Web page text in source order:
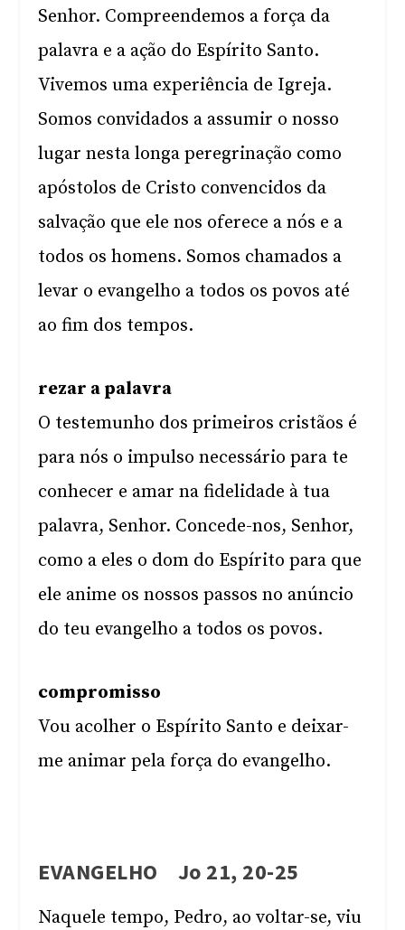
Senhor. Compreendemos a força da
palavra e a ação do Espírito Santo.
Vivemos uma experiência de Igreja.
Somos convidados a assumir o nosso
lugar nesta longa peregrinação como
apóstolos de Cristo convencidos da
salvação que ele nos oferece a nós e a
todos os homens. Somos chamados a
levar o evangelho a todos os povos até
ao fim dos tempos.
rezar a palavra
O testemunho dos primeiros cristãos é
para nós o impulso necessário para te
conhecer e amar na fidelidade à tua
palavra, Senhor. Concede-nos, Senhor,
como a eles o dom do Espírito para que
ele anime os nossos passos no anúncio
do teu evangelho a todos os povos.
compromisso
Vou acolher o Espírito Santo e deixar-
me animar pela força do evangelho.
EVANGELHO Jo 21, 20-25
Naquele tempo, Pedro, ao voltar-se, viu